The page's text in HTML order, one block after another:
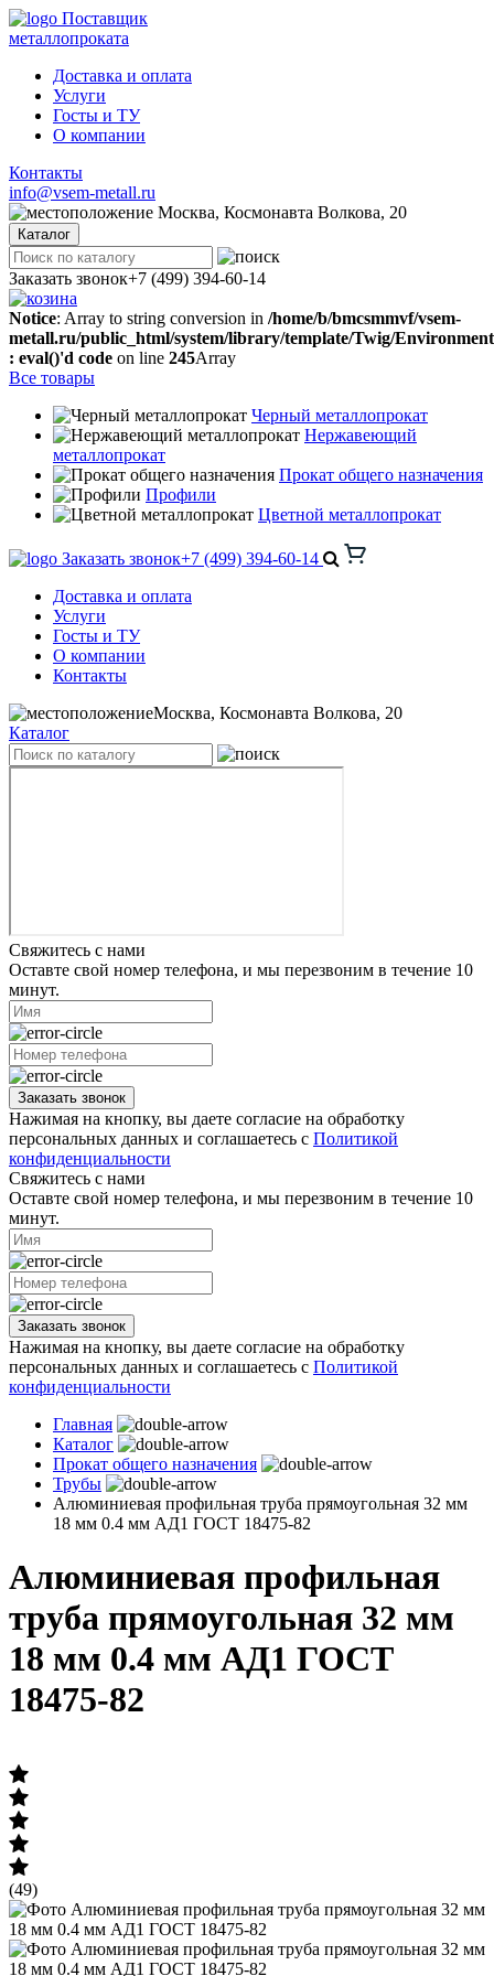
Поставщик
металлопроката
Доставка и оплата
Услуги
Госты и ТУ
О компании
Контакты
info@vsem-metall.ru
Москва, Космонавта Волкова, 20
Каталог
Заказать звонок+7 (499) 394-60-14
Notice: Array to string conversion in /home/b/bmcsmmvf/vsem-
metall.ru/public_html/system/library/template/Twig/
: eval()'d code on line 245Array
Все товары
Черный металлопрокат
Нержавеющий
металлопрокат
Прокат общего назначения
Профили
Цветной металлопрокат
Заказать звонок+7 (499) 394-60-14
Доставка и оплата
Услуги
Госты и ТУ
О компании
Контакты
Москва, Космонавта Волкова, 20
Каталог
Свяжитесь с нами
Оставте свой номер телефона, и мы перезвоним в течение 10
минут.
Заказать звонок
Нажимая на кнопку, вы даете согласие на обработку
персональных данных и соглашаетесь с Политикой
конфиденциальности
Свяжитесь с нами
Оставте свой номер телефона, и мы перезвоним в течение 10
минут.
Заказать звонок
Нажимая на кнопку, вы даете согласие на обработку
персональных данных и соглашаетесь с Политикой
конфиденциальности
Главная
Каталог
Прокат общего назначения
Трубы
Алюминиевая профильная труба прямоугольная 32 мм
18 мм 0.4 мм АД1 ГОСТ 18475-82
Алюминиевая профильная
труба прямоугольная 32 мм
18 мм 0.4 мм АД1 ГОСТ
18475-82
(49)